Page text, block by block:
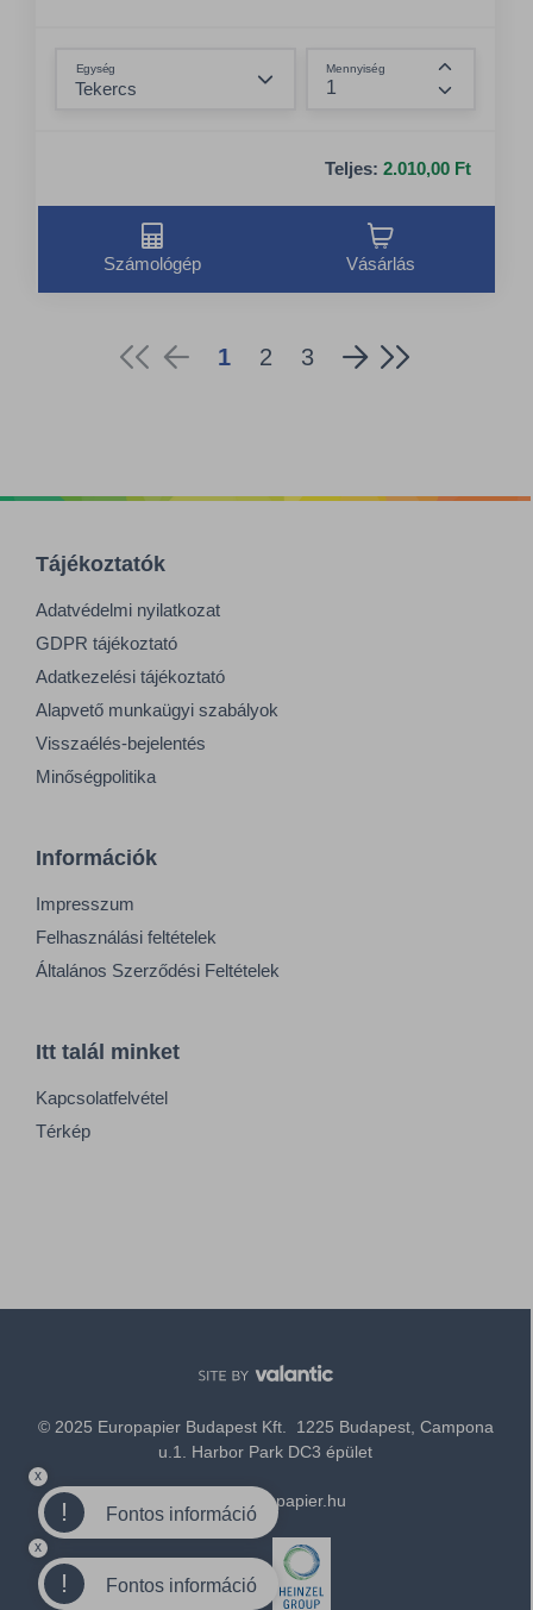
Egység Mennyiség
Összeg
Teljes: 2.010,00 Ft
Számológép Vásárlás
1 2 3
Tájékoztatók
Adatvédelmi nyilatkozat
GDPR tájékoztató
Adatkezelési tájékoztató
Alapvető munkaügyi szabályok
Visszaélés-bejelentés
Minőségpolitika
Információk
Impresszum
Felhasználási feltételek
Általános Szerződési Feltételek
Itt talál minket
Kapcsolatfelvétel
Térkép
© 2025 Europapier Budapest Kft. 1225 Budapest, Campona
u.1. Harbor Park DC3 épület
office@europapier.hu
Tagja a
! Fontos információ
x
! Fontos információ
x